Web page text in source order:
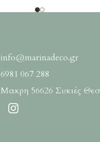
info@marinadeco.gr
6981 067 288
Μακρη 56626 Συκιές